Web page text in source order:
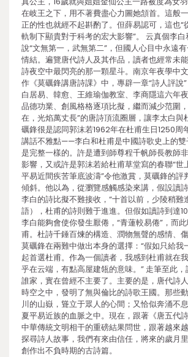
在岐王之下，用不著費盡心力圖她頷首。這般
正的性也就經不起斟酌了。但薛易認可，這也“
軌制下顯貴對于科考的宏大影響”。 云真個李
說“文無第一，武無第二”，但國人心目中永遠
情結。遍覽唐代詩人及其作品，讀者也經常未
詩夜空中最閃亮的那一顆星斗。南京年夜學中
作《莫礪鋒講唐詩課》中，專辟一章“詩人評說”
白居易、韓愈、王維瑜伽教室、李商隱這六年
品德功業、創風格格逐項比擬，繼而減少范圍
在，光焰萬丈長”的唐詩頂流圈層，讓李太白與
礪鋒很是認同郭沫若1962年在杜甫生日1250周
講話不雅點——李白和杜甫是中國詩歌史上的
是完整一樣的。許是遭到師尊程千帆師長教師
影響，又或許是郭沫若給杜甫草堂寫的春聯“世
平易近間疾苦筆底波濤”令他激賞，莫礪鋒的評
傾斜。他以為，從瀏覽感觸感染來講，假設讀
李白的詩比擬不難接收，“十首以前，少陵稍難
語），杜甫的詩則難于進進。但假如讀詩到達
李白能夠會使你發生厭倦，“青蓮較易倦”，而
甫。杜詩千錘百煉的構造、潤物無聲的感情、
莫礪鋒在兩難中做出本身的選擇：“假如只給我
起首選杜甫。作為一個讀者，我感到杜甫就在
乎在云端，有點高屋建瓴的意味。” 走筆至此
誰家，實在曾經不主要了。主要的是，唐代詩
時空之中，發明了無與倫比的詩歌王國。那些
川的山嶽，聳立于眾人的心間；又恰似奔涌不
夏平易近族的血脈之中。現在，跟著《唐五代
中華傳統文明相干的重磅結果問世，跟著越來越
探尋詩人故事，我們有來由信任，將來的歲月
創作出不負時期的古詩篇。